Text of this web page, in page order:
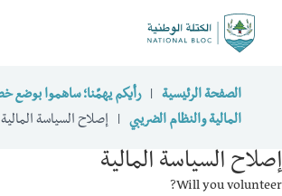
الصفحة الرئيسية رأيكم يهمّنا؛ ساهموا بوضع خطة
المالية والنظام الضريبي
إصلاح السياسة المالية
السياسة المالية
Will you